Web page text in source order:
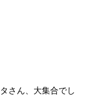
さん、大集合でし